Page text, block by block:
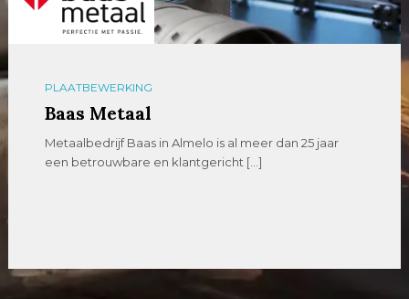
PLAATBEWERKING
Baas Metaal
Metaalbedrijf Baas in Almelo is al meer dan 25 jaar
een betrouwbare en klantgericht […]